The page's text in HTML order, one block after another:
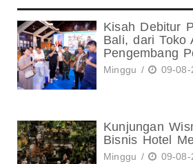
Kisah Debitur
Bali, dari Toko
Pengembang
Minggu / 09-
Kunjungan
Bisnis Hotel
Minggu / 09-